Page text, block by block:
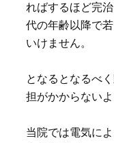
ればするほど完
代の年齢以降で
いけません。
となるとなるべ
担がかからない
当院では電気に